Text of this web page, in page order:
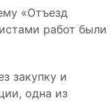
«Отъезд
работ были
закупку и
одна из